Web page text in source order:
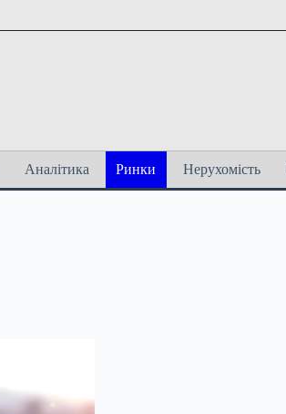
Аналітика Ринки Нерухомість